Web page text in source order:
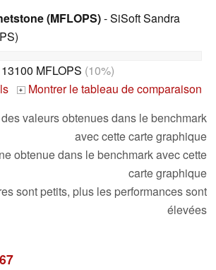
(MFLOPS)- SiSoft Sandra
13100 MFLOPS (10%)
+ Montrer le tableau de comparaison
valeurs obtenues dans le benchmark
avec cette carte graphique
obtenue dans le benchmark avec cette
carte graphique
sont petits, plus les performances sont
élevées